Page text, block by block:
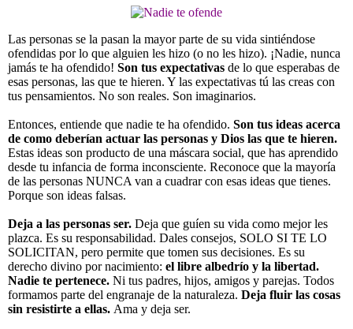
Las personas se la pasan la mayor parte de su vida sintiéndose
ofendidas por lo que alguien les hizo (o no les hizo). ¡Nadie, nunca
jamás te ha ofendido! Son tus expectativas de lo que esperabas de
esas personas, las que te hieren. Y las expectativas tú las creas con
tus pensamientos. No son reales. Son imaginarios.
Entonces, entiende que nadie te ha ofendido. Son tus ideas acerca
de como deberían actuar las personas y Dios las que te hieren.
Estas ideas son producto de una máscara social, que has aprendido
desde tu infancia de forma inconsciente. Reconoce que la mayoría
de las personas NUNCA van a cuadrar con esas ideas que tienes.
Porque son ideas falsas.
Deja a las personas ser. Deja que guíen su vida como mejor les
plazca. Es su responsabilidad. Dales consejos, SOLO SI TE LO
SOLICITAN, pero permite que tomen sus decisiones. Es su
derecho divino por nacimiento: el libre albedrío y la libertad.
Nadie te pertenece. Ni tus padres, hijos, amigos y parejas. Todos
formamos parte del engranaje de la naturaleza. Deja fluir las cosas
sin resistirte a ellas. Ama y deja ser.